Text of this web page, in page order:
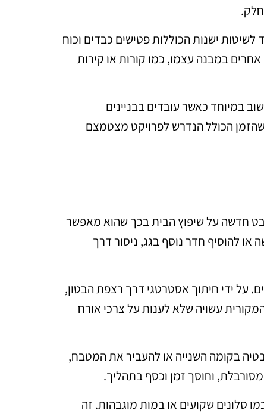
חלק.
לשיטות ישנות הכוללות פטישים כבדים וכוח
במבנה עצמו, כמו קורות או קירות
במיוחד כאשר עובדים בבניינים
שהזמן הכולל הנדרש לפרויקט מצטמצם
חדשה על שיפוץ הבית בכך שהוא מאפשר
או להוסיף חדר נוסף בגג, ניסור דרך
על ידי חיתוך אסטרטגי דרך רצפת הבטון,
עשויה שלא לענות על צרכי אורח
בקומה השנייה או להעביר את המטבח,
וחוסך זמן וכסף בתהליך.
סלונים שקועים או במות מוגבהות. זה